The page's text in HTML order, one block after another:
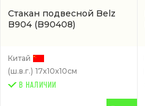
Стакан подвесной Belz
B904 (B90408)
Китай
(ш.в.г.) 17x10x10см
В НАЛИЧИИ